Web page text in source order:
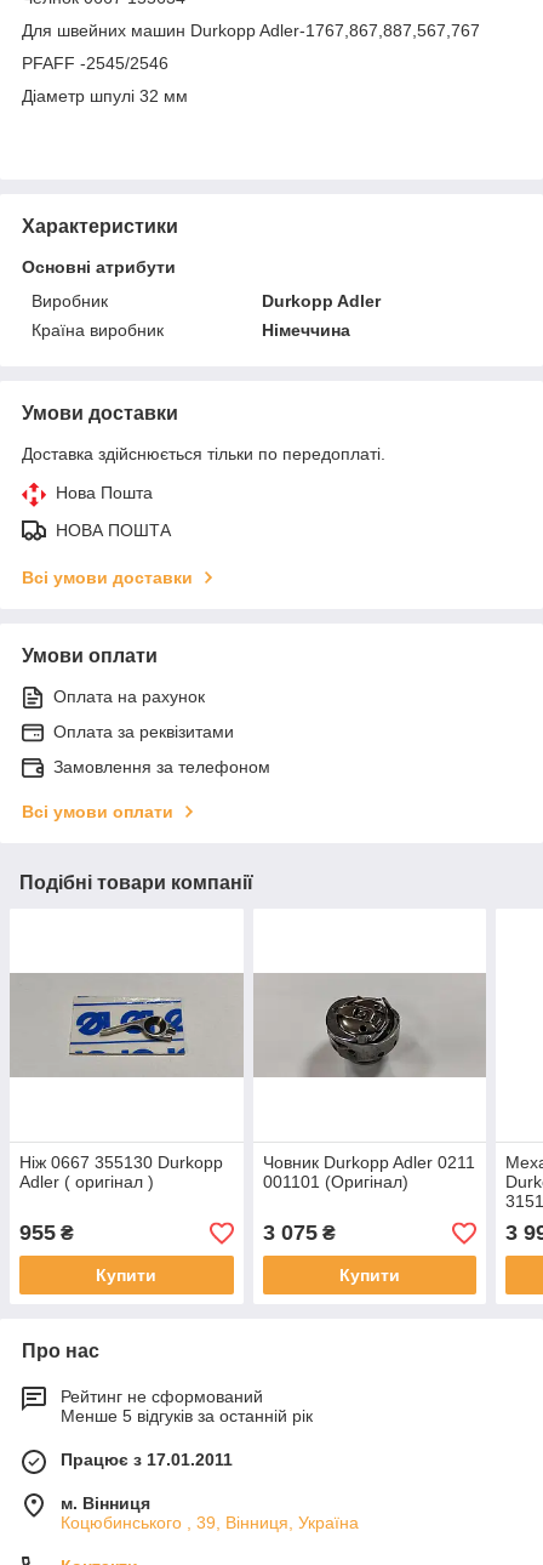
Для швейних машин Durkopp Adler-1767,867,887,567,767
PFAFF -2545/2546
Діаметр шпулі 32 мм
Характеристики
Основні атрибути
Виробник
Durkopp Adler
Країна виробник
Німеччина
Умови доставки
Доставка здійснюється тільки по передоплаті.
Нова Пошта
НОВА ПОШТА
Всі умови доставки
Умови оплати
Оплата на рахунок
Оплата за реквізитами
Замовлення за телефоном
Всі умови оплати
Подібні товари компанії
Ніж 0667 355130 Durkopp
Adler ( оригінал )
955 ₴
Купити
Човник Durkopp Adler 0211
001101 (Оригінал)
3 075₴
Купити
3
Про нас
Рейтинг не сформований
Менше 5 відгуків за останній рік
Працює з 17.01.2011
м. Вінниця
Коцюбинського , 39, Вінниця, Україна